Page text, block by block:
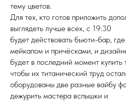
тему цветов.
Для тех, кто готов приложить
выглядеть лучше всех, с 19:30
будет действовать бьюти-бар,
мейкапом и причёсками, и
будет в последний момент
чтобы их титанический труд
оборудованы две разные вайбу
дежурить мастера вспышки и